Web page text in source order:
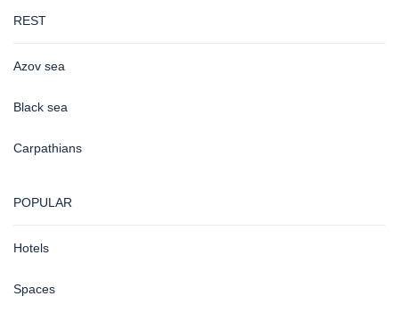
REST
Azov sea
Black sea
Carpathians
POPULAR
Hotels
Spaces